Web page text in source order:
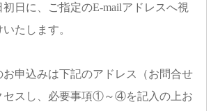
日に、ご指定のE-mailアドレスへ視
たします。
お申込みは下記のアドレス（お問合せ
セスし、必要事項①～④を記入の上お